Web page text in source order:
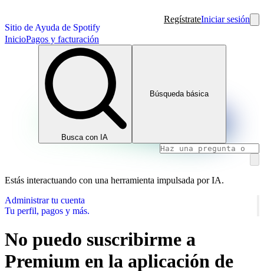
Sitio de Ayuda de Spotify
RegístrateIniciar sesión
InicioPagos y facturación
Busca con IA
Búsqueda básica
Estás interactuando con una herramienta impulsada por IA.
Administrar tu cuenta
Tu perfil, pagos y más.
No puedo suscribirme a
Premium en la aplicación de